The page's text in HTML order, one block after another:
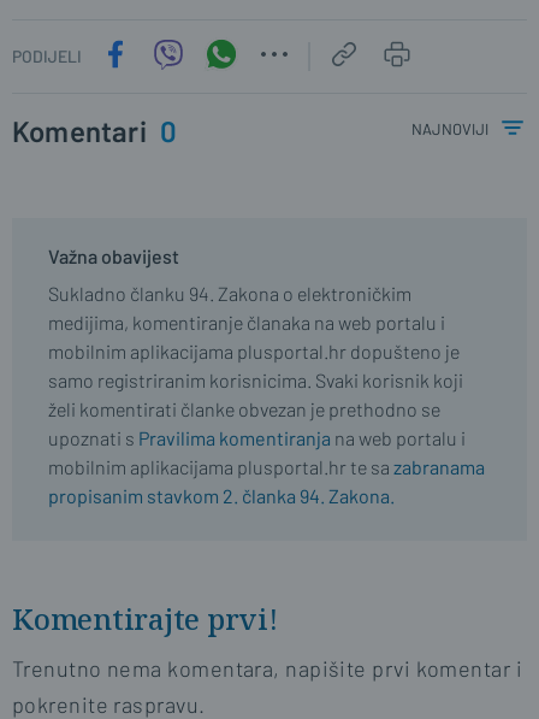
PODIJELI
Komentari 0 najnoviji
Važna obavijest
Sukladno članku 94. Zakona o elektroničkim
medijima, komentiranje članaka na web portalu i
mobilnim aplikacijama plusportal.hr dopušteno je
samo registriranim korisnicima. Svaki korisnik koji
želi komentirati članke obvezan je prethodno se
upoznati s Pravilima komentiranja na web portalu i
mobilnim aplikacijama plusportal.hr te sa zabranama
propisanim stavkom 2. članka 94. Zakona.
Komentirajte prvi!
Trenutno nema komentara, napišite prvi komentar i
pokrenite raspravu.